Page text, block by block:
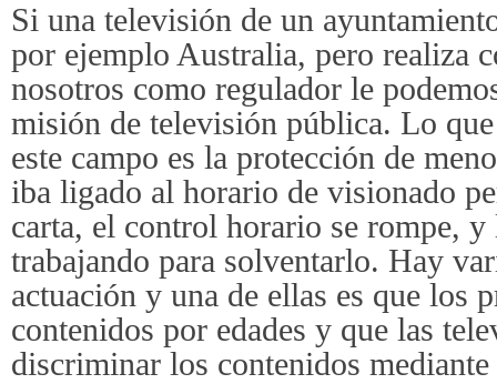
Si una televisión de un
por ejemplo Australia, pero realiza
nosotros como regulador le
misión de televisión pública. Lo
este campo es la protección de
iba ligado al horario de visionado
carta, el control horario se rompe, y
trabajando para solventarlo. Hay
actuación y una de ellas es que los
contenidos por edades y que las
discriminar los contenidos